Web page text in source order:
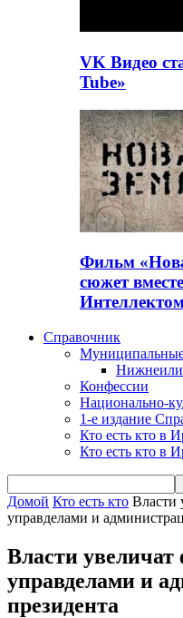
VK Видео
Tube»
Фильм
сюжет
Справочник
Муниципальные
Конфессии
Национально-
1-е издание
Кто есть кто в
Кто есть кто в
Домой Кто есть кто Власти
управделами и
Власти
управделами и
президента